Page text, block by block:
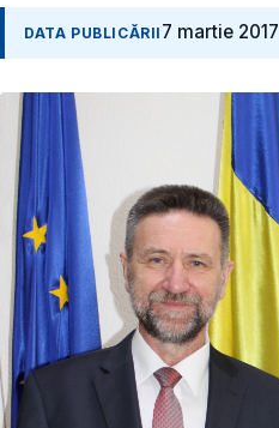
DATA PUBLICĂRII 7 martie 2017